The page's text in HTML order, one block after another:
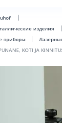
изделия
приборы
KOTI JA